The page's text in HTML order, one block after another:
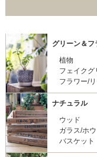
グリーン＆フ
植物
フェイクグ
フラワー/
ナチュラル
ウッド
ガラス/ホ
バスケット